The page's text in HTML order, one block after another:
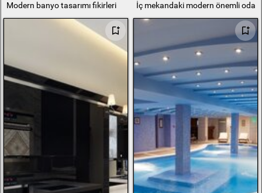
Modern banyo tasarımı fikirleri İç mekandaki modern önemli oda